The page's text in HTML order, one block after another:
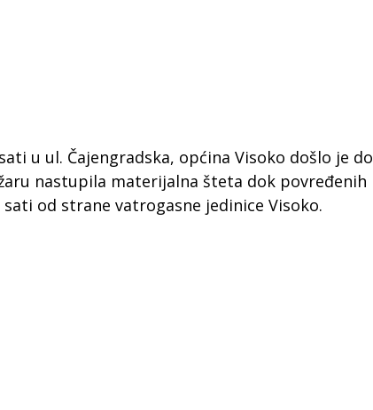
u ul. Čajengradska, općina Visoko došlo je do
nastupila materijalna šteta dok povređenih
od strane vatrogasne jedinice Visoko.